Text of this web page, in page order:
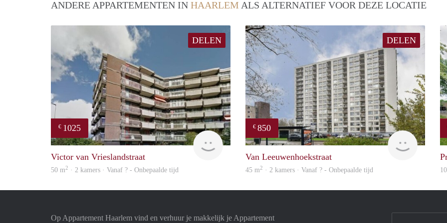
ANDERE APPARTEMENTEN IN HAARLEM ALS ALTERNATIEF VOOR DEZE LOCATIE
DELEN
€ 1025
finder
Victor van Vrieslandstraat
50 m2 · 2 kamers · Vanaf ? - Onbepaalde tijd
DELEN
€ 850
finder
Van Leeuwenhoekstraat
45 m2 · 2 kamers · Vanaf ? - Onbepaalde tijd
Op Appartement Haarlem vind en verhuur je makkelijk je Appartement